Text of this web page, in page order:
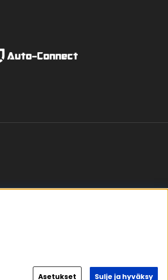
Facebook
Asetukset Sulje ja hyväksy